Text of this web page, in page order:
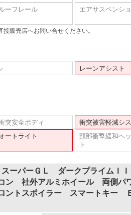
ーフレール エアサスペンシ
販売店へお問い合せください。
レーンアシスト
突安全ボディ 衝突被害軽減シ
ートライト
頸部衝撃緩和ヘ
ト
スーパーＧＬ ダークプライ
ン 社外アルミホイール 両側パ
ントスポイラー スマートキ